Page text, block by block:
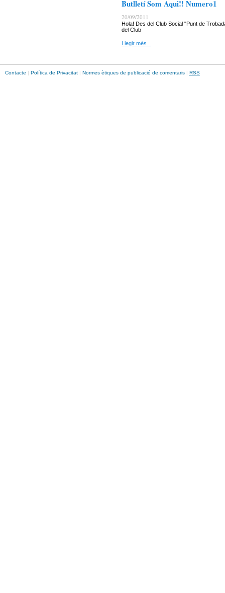
Butlletí Som Aqui!! Numero1
20/09/2011
Hola! Des del Club Social "Punt de
del Club
Llegir més...
Contacte | Política de Privacitat | Normes ètiques de publicació de comentaris | RSS